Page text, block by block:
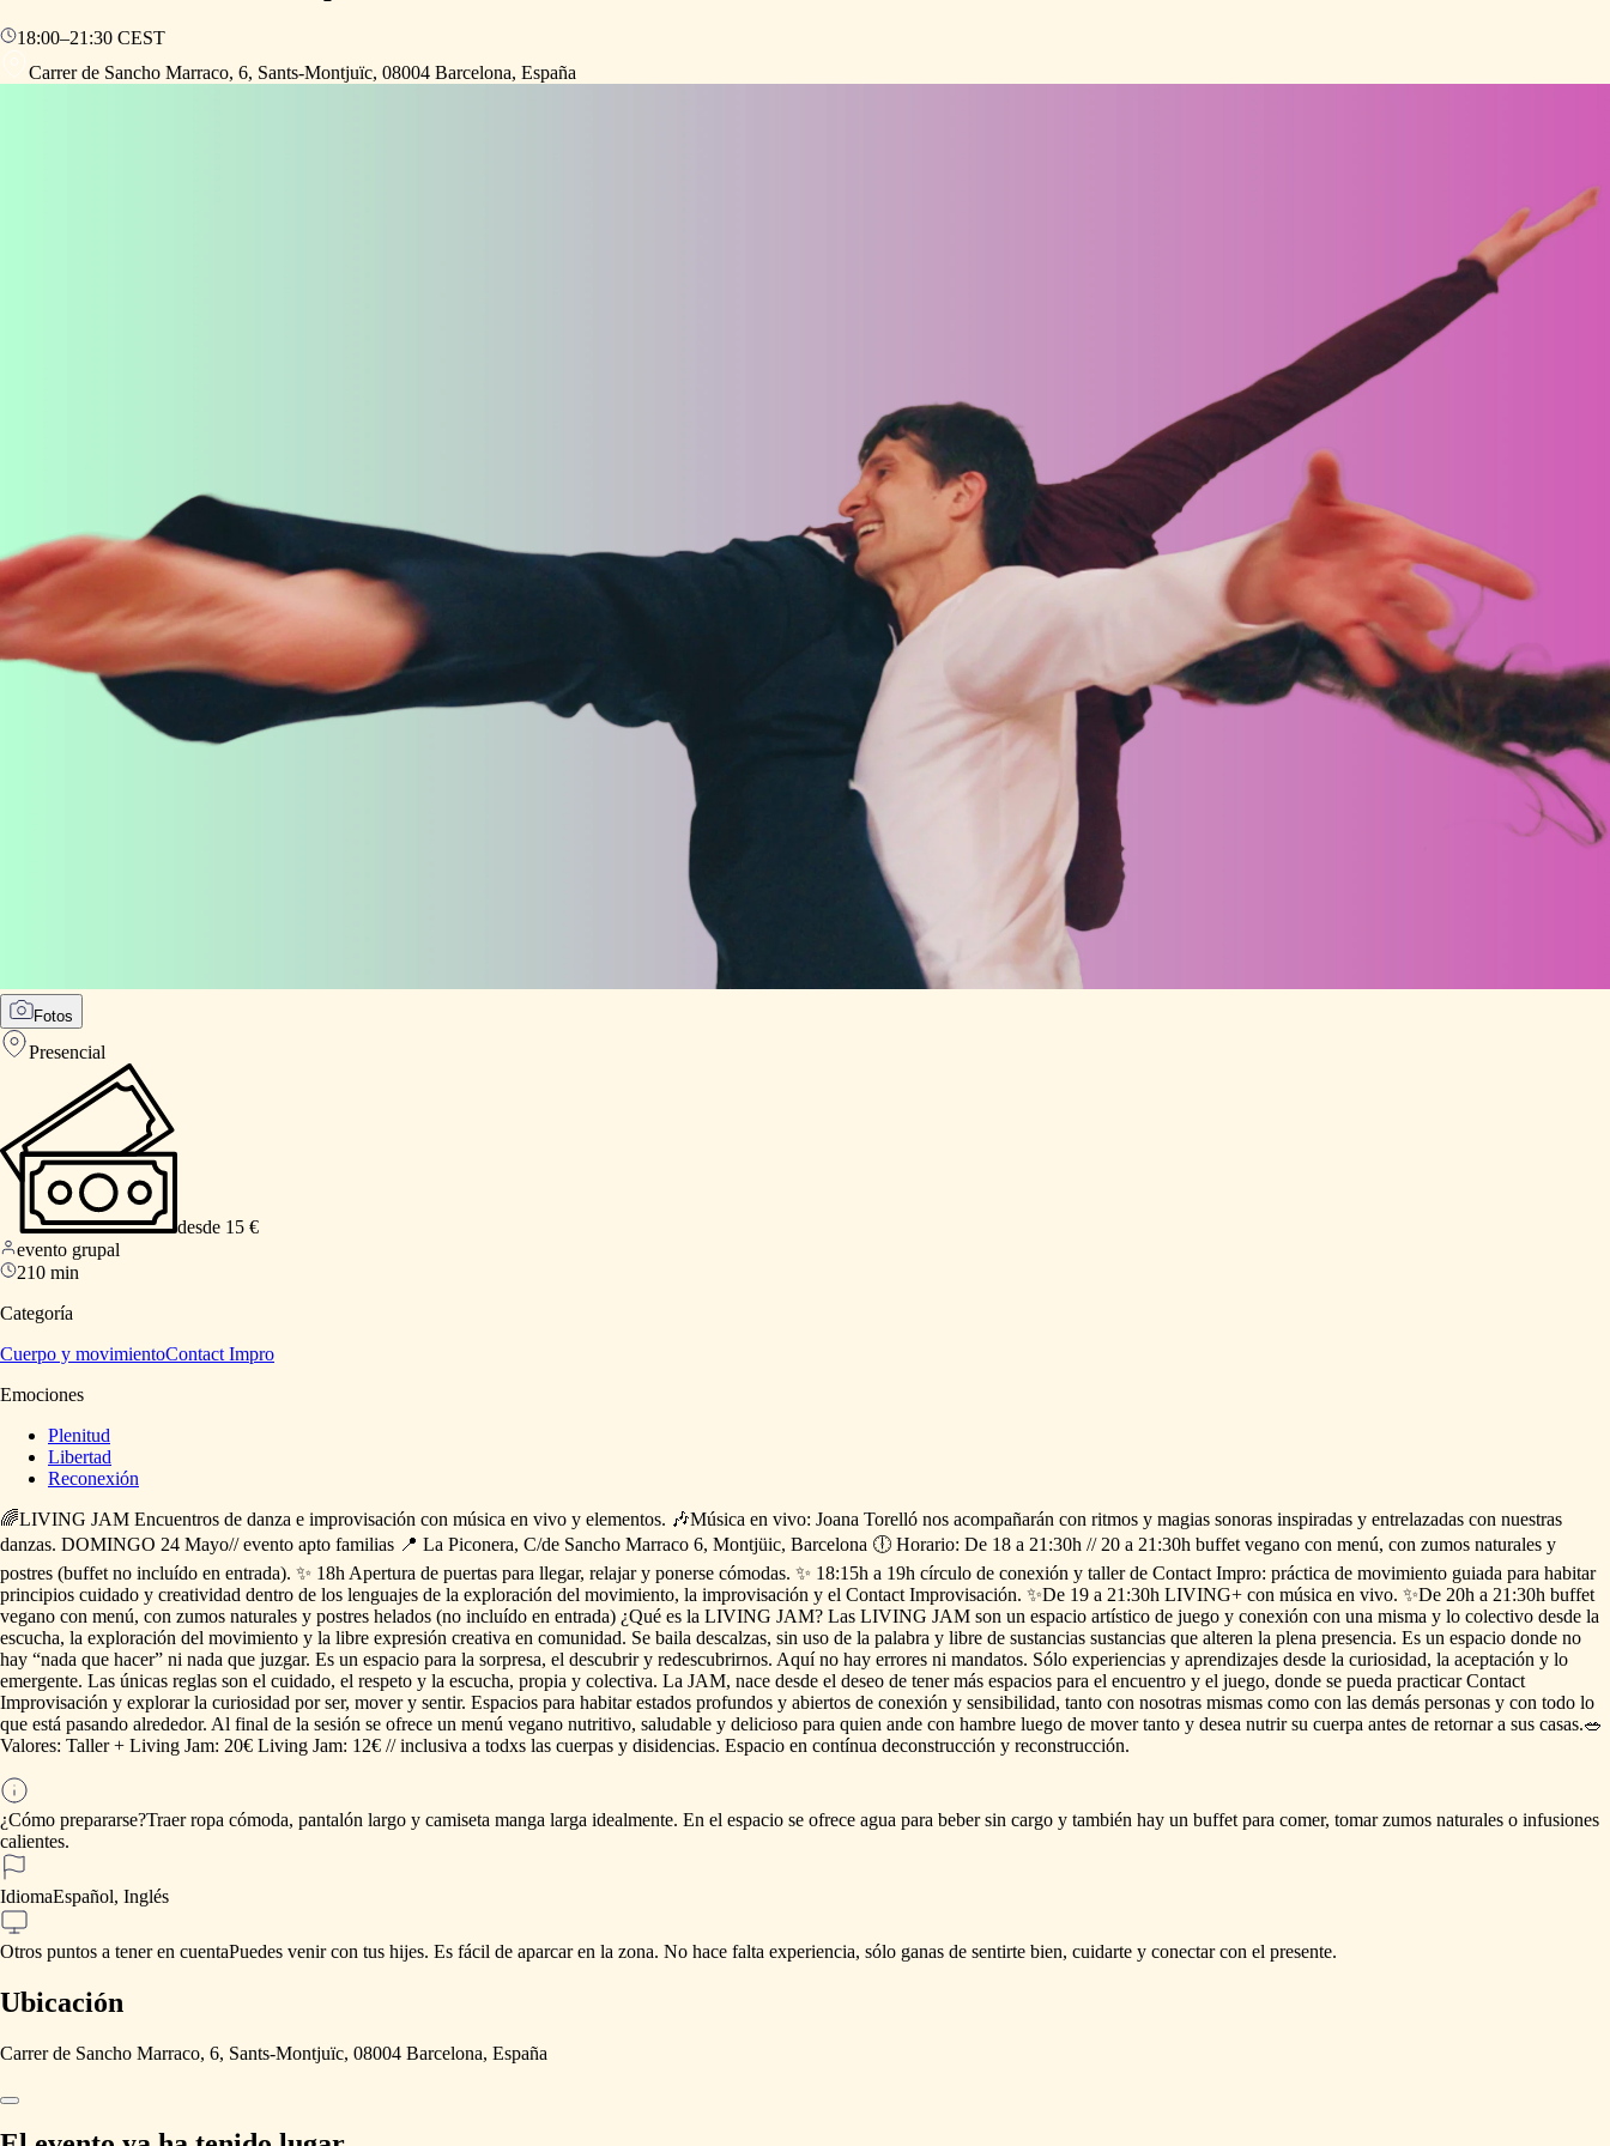
18:00–21:30 CEST
Carrer de Sancho Marraco, 6, Sants-Montjuïc, 08004 Barcelona, España
Fotos
Presencial
desde 15 €
evento grupal
210 min
Categoría
Cuerpo y movimientoContact Impro
Emociones
Plenitud
Libertad
Reconexión
🌈LIVING JAM Encuentros de danza e improvisación con música en vivo y elementos. 🎶Música en vivo: Joana Torelló nos acompañarán con ritmos y magias sonoras inspiradas y entrelazadas con nuestras
danzas. DOMINGO 24 Mayo​/​​/​ evento apto familias 📍 La Piconera, C​/​de Sancho Marraco 6, Montjüic, Barcelona 🕕 Horario: De 18 a 21:30h ​/​​/​ 20 a 21:30h buffet vegano con menú, con zumos naturales y
postres (buffet no incluído en entrada). ✨ 18h Apertura de puertas para llegar, relajar y ponerse cómodas. ✨ 18:15h a 19h círculo de conexión y taller de Contact Impro: práctica de movimiento guiada para habitar
principios cuidado y creatividad dentro de los lenguajes de la exploración del movimiento, la improvisación y el Contact Improvisación. ✨De 19 a 21:30h LIVING+ con música en vivo. ✨De 20h a 21:30h buffet
vegano con menú, con zumos naturales y postres helados (no incluído en entrada) ¿Qué es la LIVING JAM? Las LIVING JAM son un espacio artístico de juego y conexión con una misma y lo colectivo desde la
escucha, la exploración del movimiento y la libre expresión creativa en comunidad. Se baila descalzas, sin uso de la palabra y libre de sustancias sustancias que alteren la plena presencia. Es un espacio donde no
hay “nada que hacer” ni nada que juzgar. Es un espacio para la sorpresa, el descubrir y redescubrirnos. Aquí no hay errores ni mandatos. Sólo experiencias y aprendizajes desde la curiosidad, la aceptación y lo
emergente. Las únicas reglas son el cuidado, el respeto y la escucha, propia y colectiva. La JAM, nace desde el deseo de tener más espacios para el encuentro y el juego, donde se pueda practicar Contact
Improvisación y explorar la curiosidad por ser, mover y sentir. Espacios para habitar estados profundos y abiertos de conexión y sensibilidad, tanto con nosotras mismas como con las demás personas y con todo lo
que está pasando alrededor. Al final de la sesión se ofrece un menú vegano nutritivo, saludable y delicioso para quien ande con hambre luego de mover tanto y desea nutrir su cuerpa antes de retornar a sus casas.🥗
Valores: Taller + Living Jam: 20€ Living Jam: 12€ ​/​​/​ inclusiva a todxs las cuerpas y disidencias. Espacio en contínua deconstrucción y reconstrucción.
¿Cómo prepararse?Traer ropa cómoda, pantalón largo y camiseta manga larga idealmente. En el espacio se ofrece agua para beber sin cargo y también hay un buffet para comer, tomar zumos naturales o infusiones
calientes.
IdiomaEspañol, Inglés
Otros puntos a tener en cuentaPuedes venir con tus hijes. Es fácil de aparcar en la zona. No hace falta experiencia, sólo ganas de sentirte bien, cuidarte y conectar con el presente.
Ubicación
Carrer de Sancho Marraco, 6, Sants-Montjuïc, 08004 Barcelona, España